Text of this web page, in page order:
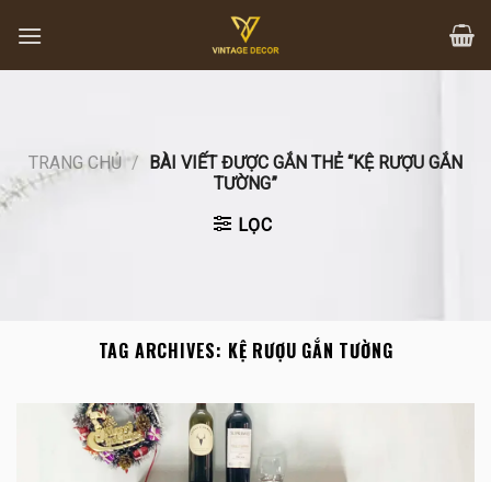
content
TRANG CHỦ / BÀI VIẾT ĐƯỢC GẮN THẺ “KỆ RƯỢU GẮN
TƯỜNG”
LỌC
TAG ARCHIVES: KỆ RƯỢU GẮN TƯỜNG